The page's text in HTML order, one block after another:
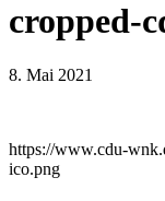
cropped-
8. Mai 2021
https://www.cdu-
ico.png